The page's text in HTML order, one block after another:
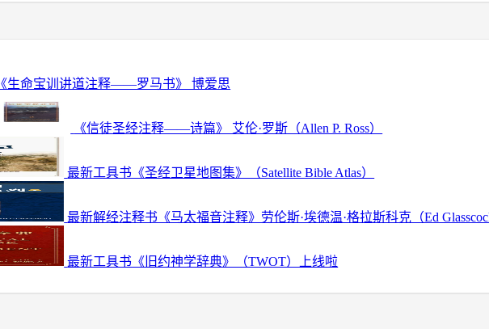
《生命宝训讲道注释——罗马书》 博爱思
《信徒圣经注释——诗篇》 艾伦·罗斯（Allen P. Ross）
最新工具书《圣经卫星地图集》（Satellite Bible Atlas）
最新解经注释书《马太福音注释》劳伦斯·埃德温·格拉斯科克（Ed
最新工具书《旧约神学辞典》（TWOT）上线啦